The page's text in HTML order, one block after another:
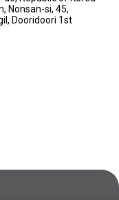
Nonsan-si, 45,
Dooridoori 1st